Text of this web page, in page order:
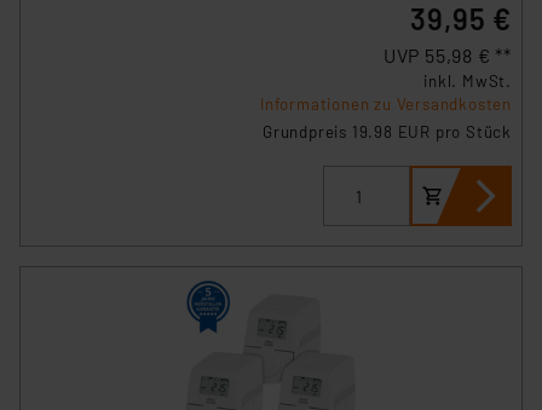
39,95 €
UVP 55,98 € **
inkl. MwSt.
Informationen zu Versandkosten
Grundpreis 19.98 EUR pro Stück